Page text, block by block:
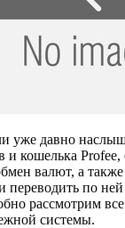
уже давно
и кошелька
валют, а
переводить по
рассмотрим
системы.